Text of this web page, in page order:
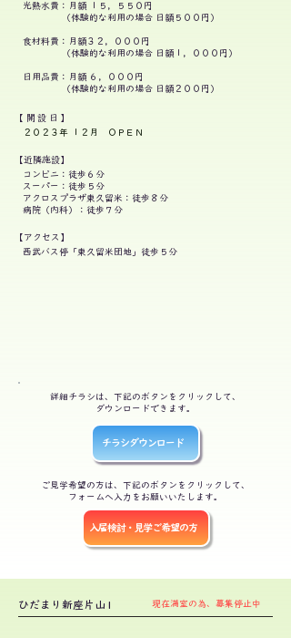
光熱水費：月額 １５，５５０円
（体験的な利用の場合 日額５００円）
食材料費：月額３２，０００円
（体験的な利用の場合 日額 １，０ ００円）
日用品費 ： 月額 ６，０００円
（体験的な利用の場合 日額２００円）
【開設日】
２０２３年 １２月 ＯＰＥＮ
【近隣施設】
コンビニ：徒歩６分
スーパー：徒歩５分
アクロスプラザ東久留米：徒歩８分
​病院（内科）：徒歩７分
【アクセス】
西武バス停「東久留米団地」徒歩５分
詳細チラシは、下記のボタンをクリックして、
​ダウンロードできます。
チラシダウンロード
ご見学希望の方は、下記のボタンをクリックして、
フォームへ入力をお願いいたします。
入居検討・見学ご希望の方
ひだまり新座片山1 現在満室の為、募集停止中